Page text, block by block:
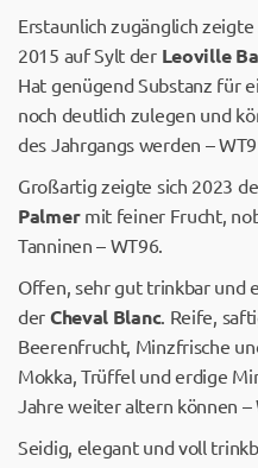
Erstaunlich zugänglich
2015 auf Sylt der Leoville
Hat genügend Substanz für
noch deutlich zulegen und
des Jahrgangs werden –
Großartig zeigte sich 2023
Palmermit feiner Frucht,
Tanninen – WT96.
Offen, sehr gut trinkbar und
der Cheval Blanc. Reife,
Beerenfrucht, Minzfrische
Mokka, Trüffel und erdige
Jahre weiter altern können –
Seidig, elegant und voll